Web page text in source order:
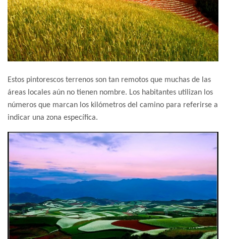
Estos pintorescos terrenos son tan remotos que muchas de las
áreas locales aún no tienen nombre. Los habitantes utilizan los
números que marcan los kilómetros del camino para referirse a
indicar una zona específica.